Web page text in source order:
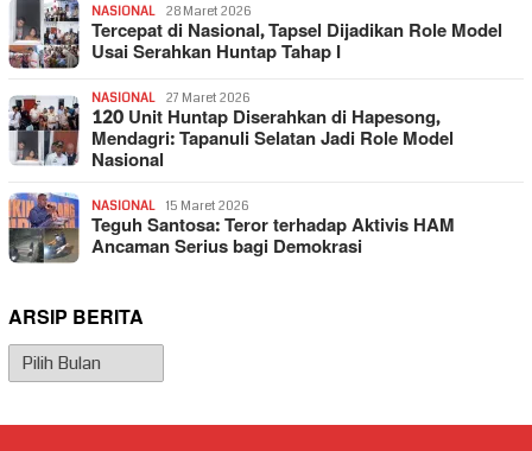
NASIONAL 28 Maret 2026
Tercepat di Nasional, Tapsel Dijadikan Role Model
Usai Serahkan Huntap Tahap I
NASIONAL 27 Maret 2026
120 Unit Huntap Diserahkan di Hapesong,
Mendagri: Tapanuli Selatan Jadi Role Model
Nasional
NASIONAL 15 Maret 2026
Teguh Santosa: Teror terhadap Aktivis HAM
Ancaman Serius bagi Demokrasi
ARSIP BERITA
Arsip
Berita